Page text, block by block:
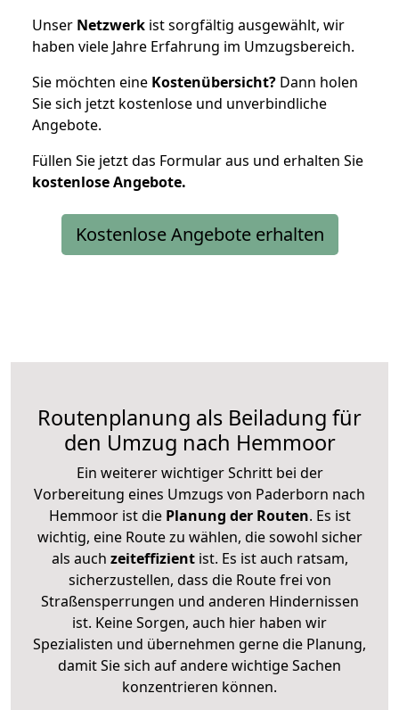
Unser Netzwerk ist sorgfältig ausgewählt, wir
haben viele Jahre Erfahrung im Umzugsbereich.
Sie möchten eine Kostenübersicht? Dann holen
Sie sich jetzt kostenlose und unverbindliche
Angebote.
Füllen Sie jetzt das Formular aus und erhalten Sie
kostenloseAngebote.
Kostenlose Angebote erhalten
Routenplanung als Beiladung für
den Umzug nach Hemmoor
Ein weiterer wichtiger Schritt bei der
Vorbereitung eines Umzugs von Paderborn nach
Hemmoor ist diePlanung der Routen. Es ist
wichtig, eine Route zu wählen, die sowohl sicher
als auch zeiteffizientist. Es ist auch ratsam,
sicherzustellen, dass die Route frei von
Straßensperrungen und anderen Hindernissen
ist. Keine Sorgen, auch hier haben wir
Spezialisten und übernehmen gerne die Planung,
damit Sie sich auf andere wichtige Sachen
konzentrieren können.